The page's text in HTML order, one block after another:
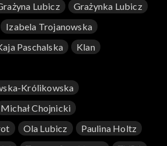
Lubicz
Grażynka Lubicz
Izabela Trojanowska
Paschalska
Klan
Królikowska
Michał Chojnicki
Ola Lubicz
Paulina Holtz